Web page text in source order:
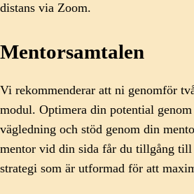
distans via Zoom.
Mentorsamtalen
Vi rekommenderar att ni genomför
modul. Optimera din potential
vägledning och stöd genom din
mentor vid din sida får du tillgång till
strategi som är utformad för att